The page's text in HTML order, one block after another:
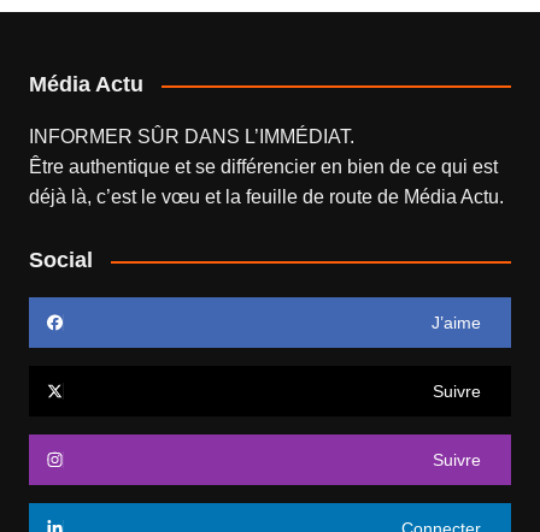
Média Actu
INFORMER SÛR DANS L’IMMÉDIAT.
Être authentique et se différencier en bien de ce qui est
déjà là, c’est le vœu et la feuille de route de Média Actu.
Social
J’aime
Suivre
Suivre